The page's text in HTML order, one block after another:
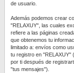
de usuario.
Además podemos crear
"RELAXUY", las cuales
refiere a las páginas
que obtenemos tu
limitado a: envíos como
tu registro en "RELAXUY"
por ti después de
"tus mensajes").